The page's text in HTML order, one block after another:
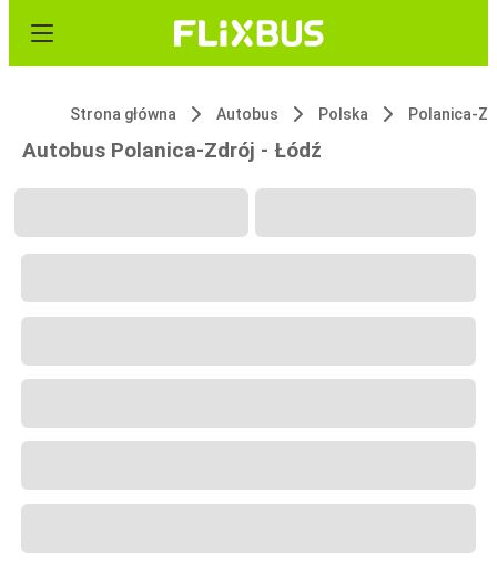
Strona główna Autobus Polska Polanica-
Autobus Polanica-Zdrój - Łódź